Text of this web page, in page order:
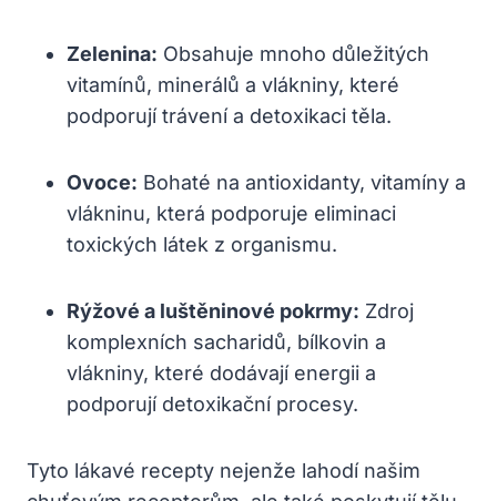
Zelenina: Obsahuje mnoho důležitých
vitamínů, minerálů a vlákniny, které
podporují trávení a detoxikaci těla.
Ovoce: Bohaté na antioxidanty, vitamíny a
vlákninu, která podporuje eliminaci
toxických látek z organismu.
Rýžové a luštěninové pokrmy: Zdroj
komplexních sacharidů, bílkovin a
vlákniny, které dodávají energii a
podporují detoxikační procesy.
Tyto lákavé recepty nejenže lahodí našim